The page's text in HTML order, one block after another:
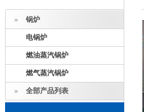
锅炉
电锅炉
燃油蒸汽锅炉
燃气蒸汽锅炉
全部产品列表